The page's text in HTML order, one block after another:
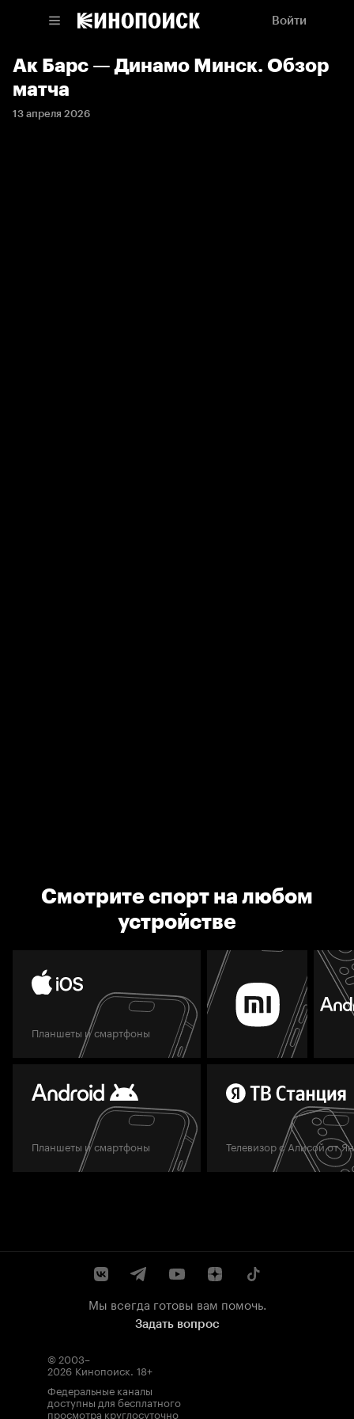
Войти
Ак Барс — Динамо Минск. Обзор
матча
13 апреля 2026
Смотрите спорт на любом
устройстве
Планшеты и смартфоны
Планшеты и смартфоны Телевизор с Алисой от
Мы всегда готовы вам помочь.
Задать вопрос
© 2003–
2026 Кинопоиск. 18+
Федеральные каналы
доступны для бесплатного
просмотра круглосуточно